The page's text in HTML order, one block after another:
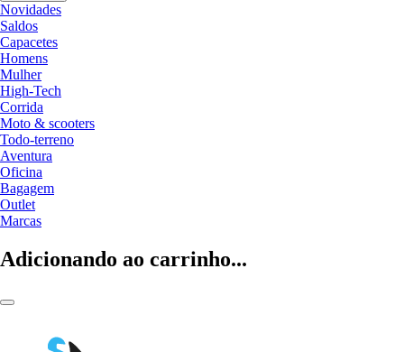
Novidades
Saldos
Capacetes
Homens
Mulher
High-Tech
Corrida
Moto & scooters
Todo-terreno
Aventura
Oficina
Bagagem
Outlet
Marcas
Adicionando ao carrinho...